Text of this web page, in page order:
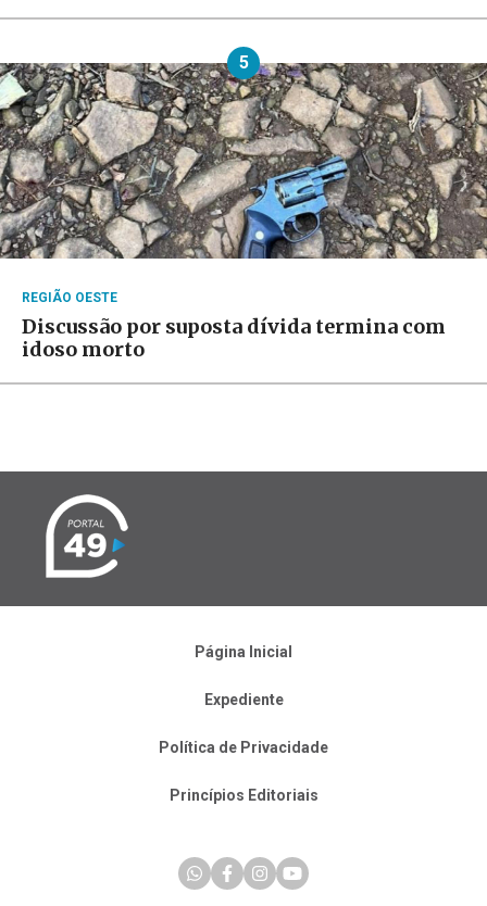
5
REGIÃO OESTE
Discussão por suposta dívida termina com
idoso morto
Página Inicial
Expediente
Política de Privacidade
Princípios Editoriais